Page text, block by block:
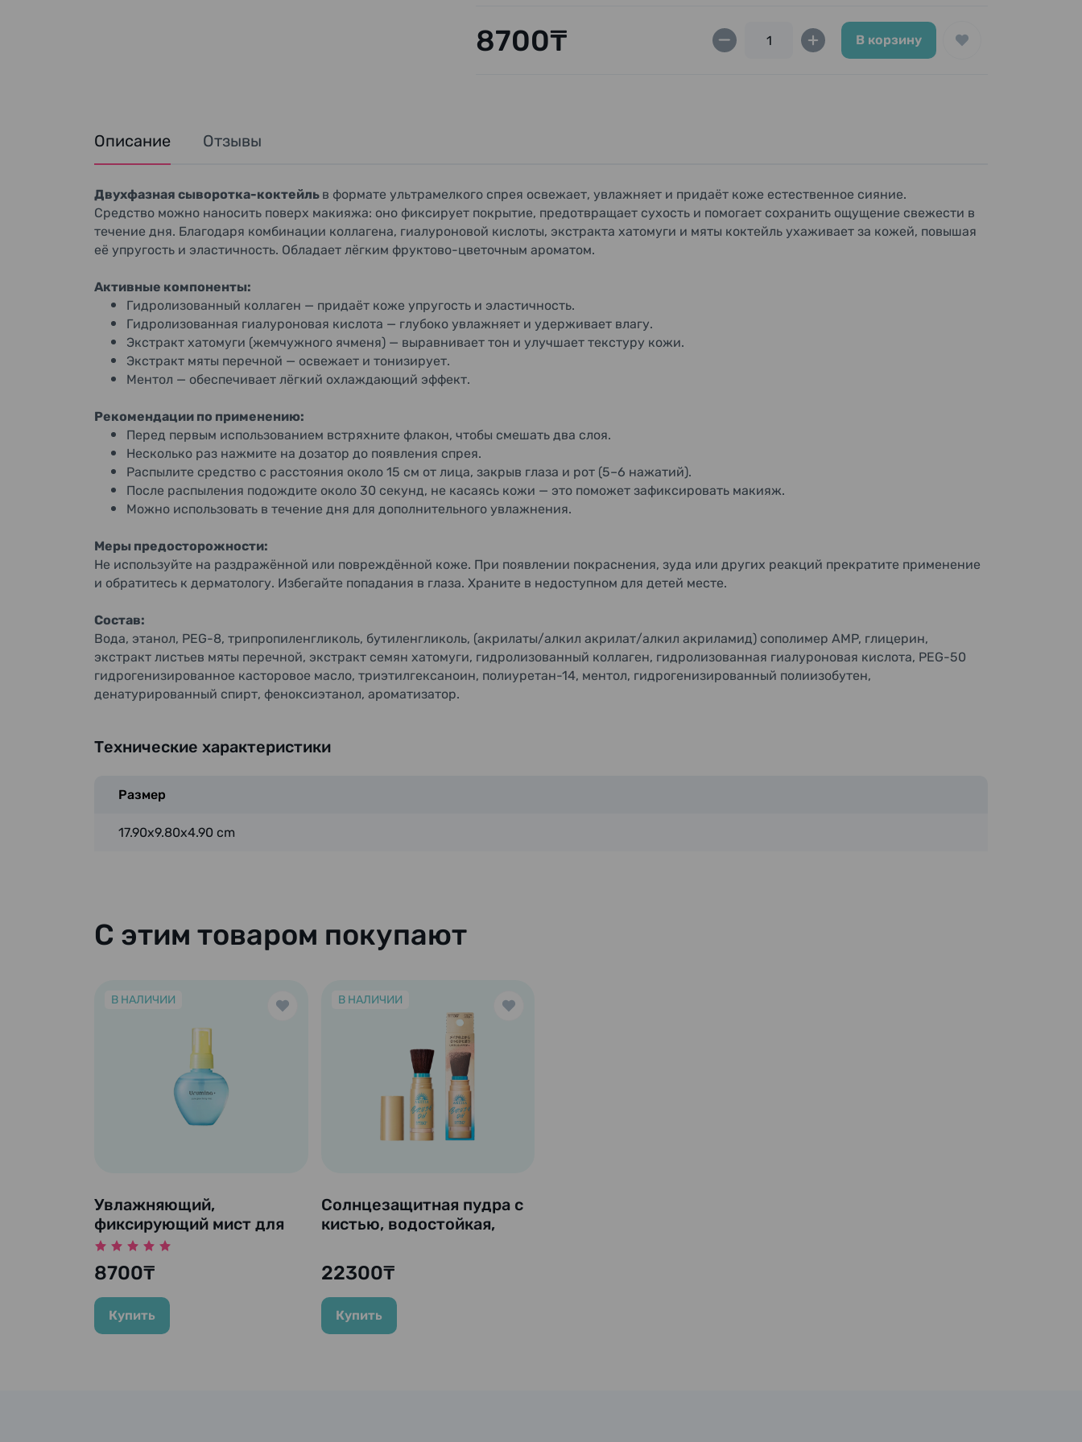
8700₸ В корзину
Описание Отзывы
Двухфазная сыворотка-коктейль в формате ультрамелкого спрея освежает, увлажняет и придаёт коже естественное сияние.
Средство можно наносить поверх макияжа: оно фиксирует покрытие, предотвращает сухость и помогает сохранить ощущение свежести в
течение дня. Благодаря комбинации коллагена, гиалуроновой кислоты, экстракта хатомуги и мяты коктейль ухаживает за кожей, повышая
её упругость и эластичность. Обладает лёгким фруктово-цветочным ароматом.
Активные компоненты:
Гидролизованный коллаген — придаёт коже упругость и эластичность.
Гидролизованная гиалуроновая кислота — глубоко увлажняет и удерживает влагу.
Экстракт хатомуги (жемчужного ячменя) — выравнивает тон и улучшает текстуру кожи.
Экстракт мяты перечной — освежает и тонизирует.
Ментол — обеспечивает лёгкий охлаждающий эффект.
Рекомендации по применению:
Перед первым использованием встряхните флакон, чтобы смешать два слоя.
Несколько раз нажмите на дозатор до появления спрея.
Распылите средство с расстояния около 15 см от лица, закрыв глаза и рот (5–6 нажатий).
После распыления подождите около 30 секунд, не касаясь кожи — это поможет зафиксировать макияж.
Можно использовать в течение дня для дополнительного увлажнения.
Меры предосторожности:
Не используйте на раздражённой или повреждённой коже. При появлении покраснения, зуда или других реакций прекратите применение
и обратитесь к дерматологу. Избегайте попадания в глаза. Храните в недоступном для детей месте.
Состав:
Вода, этанол, PEG-8, трипропиленгликоль, бутиленгликоль, (акрилаты/алкил акрилат/алкил акриламид) сополимер AMP, глицерин,
экстракт листьев мяты перечной, экстракт семян хатомуги, гидролизованный коллаген, гидролизованная гиалуроновая кислота, PEG-50
гидрогенизированное касторовое масло, триэтилгексаноин, полиуретан-14, ментол, гидрогенизированный полиизобутен,
денатурированный спирт, феноксиэтанол, ароматизатор.
Технические характеристики
Размер
17.90x9.80x4.90 cm
С этим товаром покупают
В НАЛИЧИИ
Увлажняющий,
фиксирующий мист для
сияния кожи "Urumina +",
70 мл.
8700₸
Купить
В НАЛИЧИИ
Солнцезащитная пудра с
кистью, водостойкая,
Perfect UV Brush On
Powder” SHISEIDO, 3 гр.
22300₸
Купить